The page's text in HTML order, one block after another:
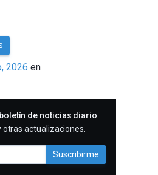
2026 en
boletín de noticias diario
actualizaciones.
Suscribirme